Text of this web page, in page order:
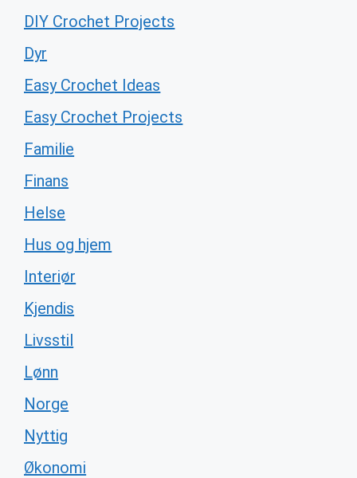
DIY Crochet Projects
Dyr
Easy Crochet Ideas
Easy Crochet Projects
Familie
Finans
Helse
Hus og hjem
Interiør
Kjendis
Livsstil
Lønn
Norge
Nyttig
Økonomi